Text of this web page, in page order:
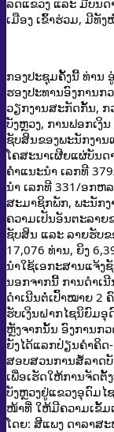
ລັດແຂວງ ແລະ ມີບັນດ
ເມືອງ ເຂົ້າຮ່ວມ, ມີທັ
ກອງປະຊຸມຄັ້ງນີ້ ທ່ານ
ຮອງປະທານອົງການກ
ວຽກງານສະກັດກັ້ນ,
ບັງຫຼວງ, ການຟອກເງິ
ຊັບສິນຂອງພະນັກງານ
ໂຄສະນາເຜີຍແຜ່ບັນດ
ຄໍາແນະນໍາ ເລກທີ
ນໍາ ເລກທີ 331/ອກຫ
ສະມາຊິກພັກ, ພະນັກ
ຄວາມເປັນອັນຕະລາຍ
ຊັບສິນ ແລະ ລາຍຮັບ
17,076 ທ່ານ, ຍິງ
ນໍາໃຊ້ເອກະສານແຈ້ງ
ນອກຈາກນີ້ ການດໍາເ
ດໍາເນີນຕໍ່ເປົ້າໝາຍ 2
ຮັບເງິນຝາກໄຊນິຍົມອຸ
ຫຼັງຈາກນັ້ນ ອົງການກ
ຍັງໄດ້ແລກປ່ຽນຄໍາຄິ
ສອບສວນການສໍ້ລາດບັ
ເພື່ອເຮັດໃຫ້ການຈັດຕັ້
ບັງຫຼວງຢູ່ແຂວງອຸດົມໄ
ໜ້າທີ່ ໃຫ້ມີຄວາມເຂັ້ມ
ໂດຍ: ສີແພງ ດາລາສ